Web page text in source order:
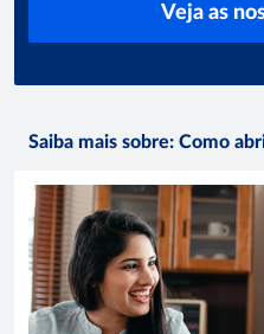
Veja as
Saiba mais sobre: Como